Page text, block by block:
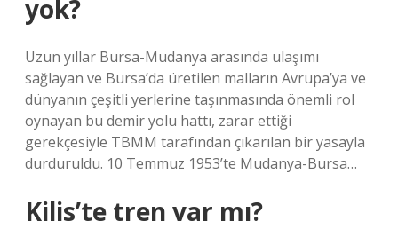
yok?
Uzun yıllar Bursa-Mudanya arasında ulaşımı
sağlayan ve Bursa’da üretilen malların Avrupa’ya ve
dünyanın çeşitli yerlerine taşınmasında önemli rol
oynayan bu demir yolu hattı, zarar ettiği
gerekçesiyle TBMM tarafından çıkarılan bir yasayla
durduruldu. 10 Temmuz 1953’te Mudanya-Bursa…
Kilis’te tren var mı?